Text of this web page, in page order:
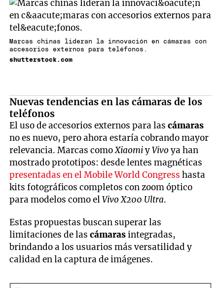
Marcas chinas lideran la innovación en cámaras con
accesorios externos para teléfonos.
shutterstock.com
Nuevas tendencias en las cámaras de los
teléfonos
El uso de accesorios externos para lascámaras
no es nuevo, pero ahora estaría cobrando mayor
relevancia. Marcas comoXiaomiyVivo ya han
mostrado prototipos: desde lentes magnéticas
presentadas en el Mobile World Congress hasta
kits fotográficos completos con zoom óptico
para modelos como elVivo X200 Ultra.
Estas propuestas buscan superar las
limitaciones de lascámarasintegradas,
brindando a los usuarios más versatilidad y
calidad en la captura de imágenes.